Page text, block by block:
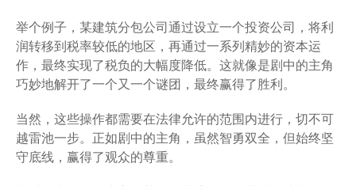
举个例子，某建筑分包公司通过设立一个投资公司，将利
润转移到税率较低的地区，再通过一系列精妙的资本运
作，最终实现了税负的大幅度降低。这就像是剧中的主角
巧妙地解开了一个又一个谜团，最终赢得了胜利。
当然，这些操作都需要在法律允许的范围内进行，切不可
越雷池一步。正如剧中的主角，虽然智勇双全，但始终坚
守底线，赢得了观众的尊重。